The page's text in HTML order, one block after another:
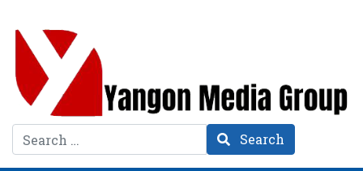
Search Search